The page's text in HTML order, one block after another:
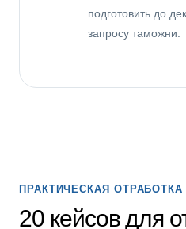
подготовить до
запросу таможни.
ПРАКТИЧЕСКАЯ ОТРАБОТКА
20 кейсов для